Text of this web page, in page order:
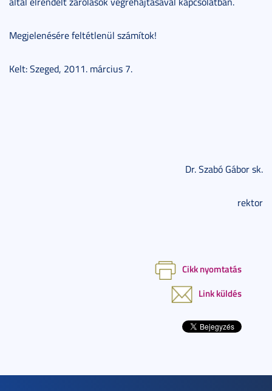
Megjelenésére feltétlenül számítok!
Kelt: Szeged, 2011. március 7.
Dr. Szabó Gábor sk.
rektor
Cikk nyomtatás
Link küldés